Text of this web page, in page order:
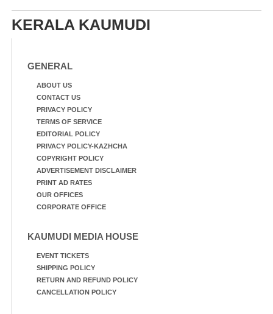
പട്ടേൽ സഭാഗൃഹത്തിൽ
എം. അക്ഷതയുടെ
അവതരിപ്പിച്ച ലയ നമൻ
KERALA KAUMUDI
GENERAL
ABOUT US
CONTACT US
PRIVACY POLICY
TERMS OF SERVICE
EDITORIAL POLICY
PRIVACY POLICY-KAZHCHA
COPYRIGHT POLICY
ADVERTISEMENT DISCLAIMER
PRINT AD RATES
OUR OFFICES
CORPORATE OFFICE
KAUMUDI MEDIA HOUSE
EVENT TICKETS
SHIPPING POLICY
RETURN AND REFUND POLICY
CANCELLATION POLICY